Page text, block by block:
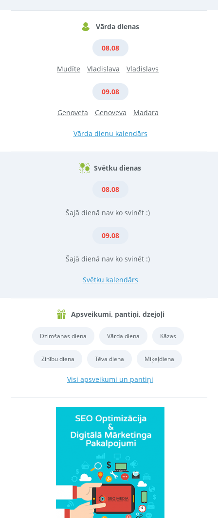
Vārda dienas
08.08
Mudīte Vladislava Vladislavs
09.08
Genovefa Genoveva Madara
Vārda dienu kalendārs
Svētku dienas
08.08
Šajā dienā nav ko svinēt :)
09.08
Šajā dienā nav ko svinēt :)
Svētku kalendārs
Apsveikumi, pantiņi, dzejoļi
Dzimšanas diena Vārda diena Kāzas
Zinību diena Tēva diena Miķeļdiena
Visi apsveikumi un pantiņi